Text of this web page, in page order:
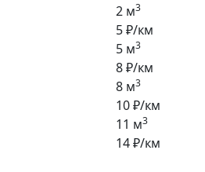
2 м3
5 ₽/км
5 м3
8 ₽/км
8 м3
10 ₽/км
11 м3
14 ₽/км